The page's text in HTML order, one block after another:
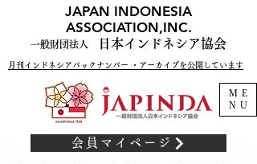
ME
NU
会員マイページ
JAPAN INDONESIA
ASSOCIATION,INC.
一般財団法人 日本インドネシア協会
月刊インドネシアバックナンバー ・アーカイブを公開しています